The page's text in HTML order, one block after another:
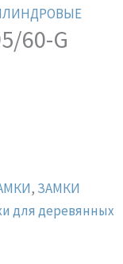
60-G
, ЗАМКИ
для деревянных